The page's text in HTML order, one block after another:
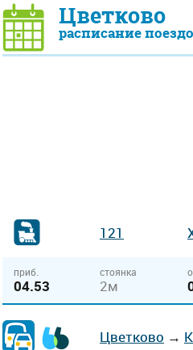
Цветково
расписание
121
приб.
04.53
стоянка
2м
Цветково →